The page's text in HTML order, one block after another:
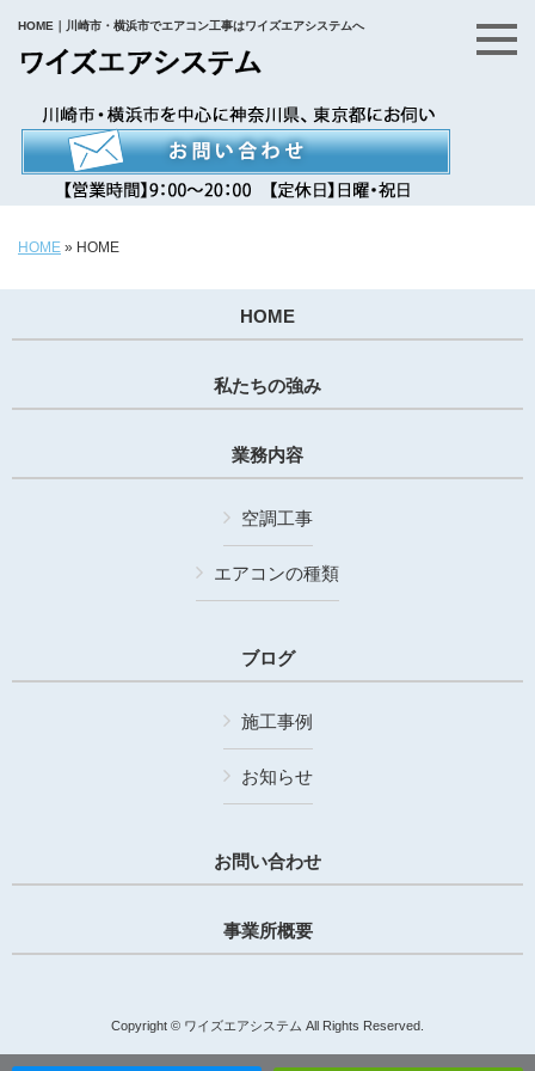
HOME｜川崎市・横浜市でエアコン工事はワイズエアシステムへ
HOME » HOME
HOME
私たちの強み
業務内容
空調工事
エアコンの種類
ブログ
施工事例
お知らせ
お問い合わせ
事業所概要
Copyright © ワイズエアシステム All Rights Reserved.